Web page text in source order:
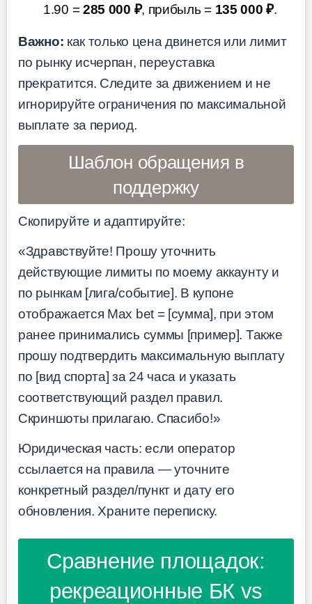
1.90 =285 000 ₽, прибыль = 135 000 ₽.
Важно: как только цена двинется или лимит
по рынку исчерпан, переуставка
прекратится. Следите за движением и не
игнорируйте ограничения по максимальной
выплате за период.
Шаблон обращения в
поддержку
Скопируйте и адаптируйте:
«Здравствуйте! Прошу уточнить
действующие лимиты по моему аккаунту и
по рынкам [лига/событие]. В купоне
отображается Max bet = [сумма], при этом
ранее принимались суммы [пример]. Также
прошу подтвердить максимальную выплату
по [вид спорта] за 24 часа и указать
соответствующий раздел правил.
Скриншоты прилагаю. Спасибо!»
Юридическая часть: если оператор
ссылается на правила — уточните
конкретный раздел/пункт и дату его
обновления. Храните переписку.
Сравнение площадок:
рекреационные БК vs